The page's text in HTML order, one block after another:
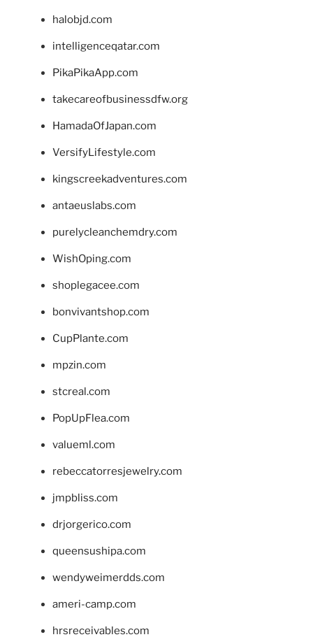
halobjd.com
intelligenceqatar.com
PikaPikaApp.com
takecareofbusinessdfw.org
HamadaOfJapan.com
VersifyLifestyle.com
kingscreekadventures.com
antaeuslabs.com
purelycleanchemdry.com
WishOping.com
shoplegacee.com
bonvivantshop.com
CupPlante.com
mpzin.com
stcreal.com
PopUpFlea.com
valueml.com
rebeccatorresjewelry.com
jmpbliss.com
drjorgerico.com
queensushipa.com
wendyweimerdds.com
ameri-camp.com
hrsreceivables.com